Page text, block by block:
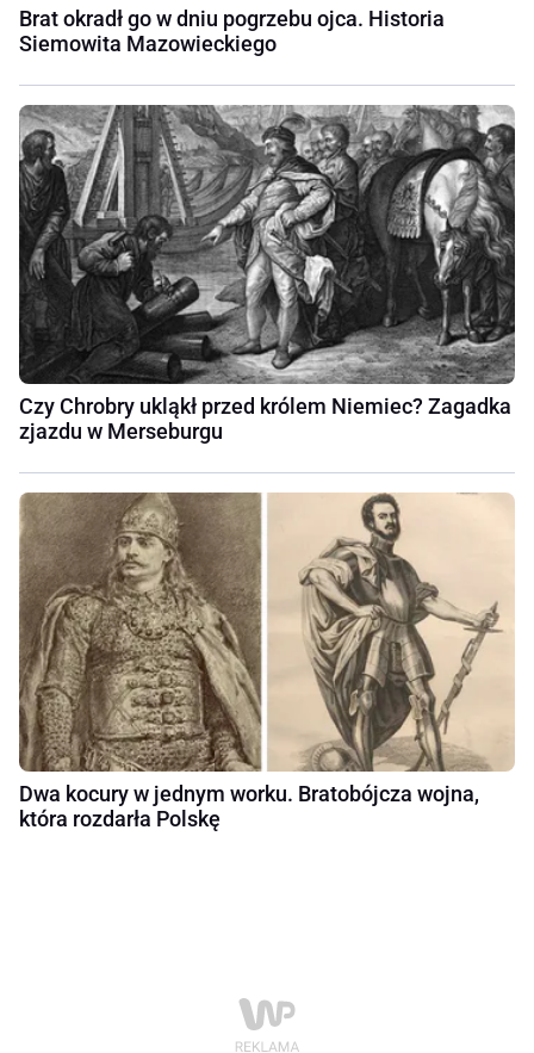
Brat okradł go w dniu pogrzebu ojca. Historia
Siemowita Mazowieckiego
Czy Chrobry ukląkł przed królem Niemiec? Zagadka
zjazdu w Merseburgu
Dwa kocury w jednym worku. Bratobójcza wojna,
która rozdarła Polskę